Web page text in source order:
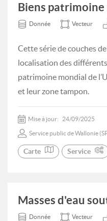
Biens patrimoine
Donnée Vecteur
Cette série de couches
localisation des
patrimoine mondial de
et leur zone tampon.
Mise à jour: 24/09/2025
Service public de Wallonie
Carte Service
Masses d'eau
Donnée Vecteur